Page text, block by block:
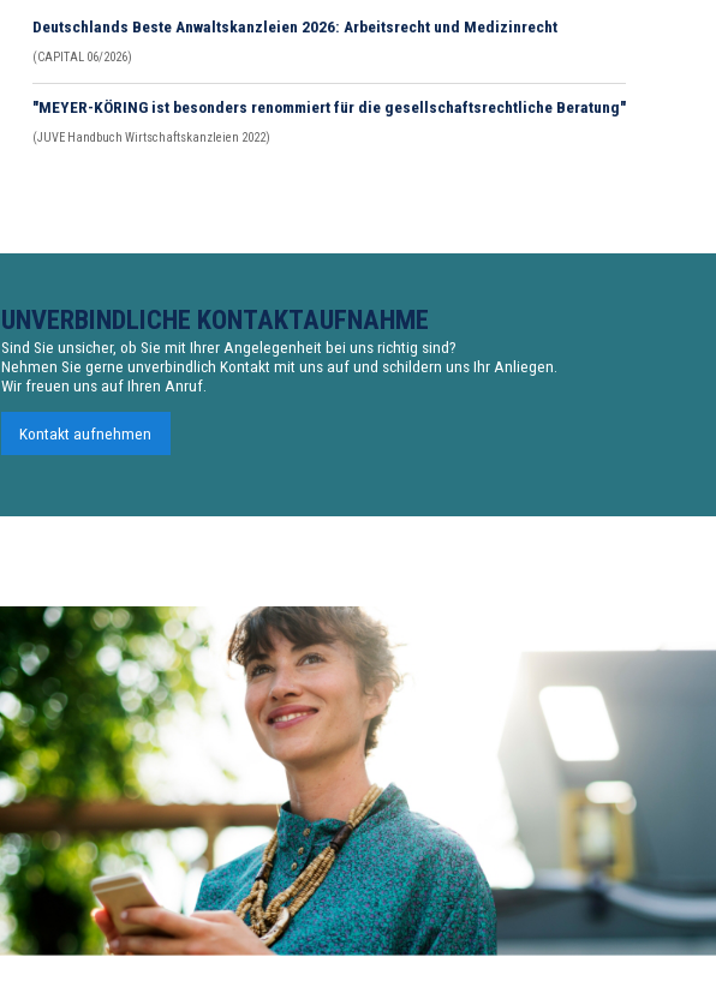
Deutschlands Beste Anwaltskanzleien 2026: Arbeitsrecht und Medizinrecht
(CAPITAL 06/2026)
"MEYER-KÖRING ist besonders renommiert für die gesellschaftsrechtliche Beratung"
(JUVE Handbuch Wirtschaftskanzleien 2022)
UNVERBINDLICHE KONTAKTAUFNAHME
Sind Sie unsicher, ob Sie mit Ihrer Angelegenheit bei uns richtig sind?
Nehmen Sie gerne unverbindlich Kontakt mit uns auf und schildern uns Ihr Anliegen.
Wir freuen uns auf Ihren Anruf.
Kontakt aufnehmen